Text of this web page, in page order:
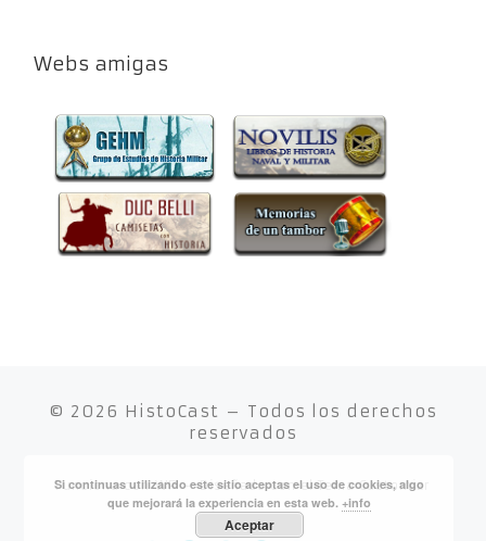
Webs amigas
© 2026 HistoCast – Todos los derechos
reservados
Funciona conWP– Diseñado con elTema Customizr
Si continuas utilizando este sitio aceptas el uso de cookies, algo
que mejorará la experiencia en esta web. +info
Aceptar